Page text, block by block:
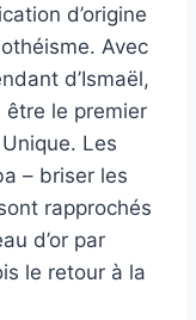
d’origine
Avec
d’Ismaël,
être le premier
Les
– briser les
rapprochés
d’or par
le retour à la